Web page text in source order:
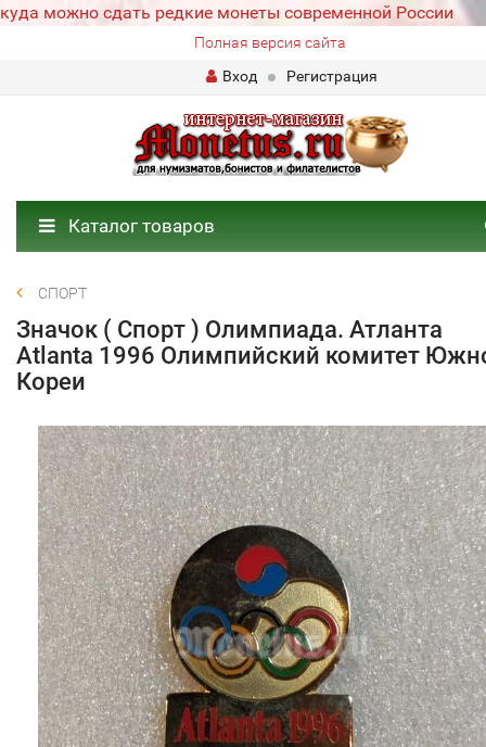
куда можно сдать редкие монеты современной России
Полная версия сайта
Вход
Регистрация
Каталог товаров
СПОРТ
Значок ( Спорт ) Олимпиада. Атланта
Atlanta 1996 Олимпийский комитет
Кореи